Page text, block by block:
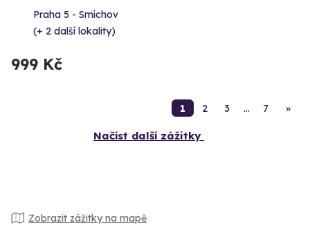
Praha 5 - Smíchov
(+ 2 další lokality)
999 Kč
1 2 3 … 7 »
Načíst další zážitky
Zobrazit zážitky na mapě